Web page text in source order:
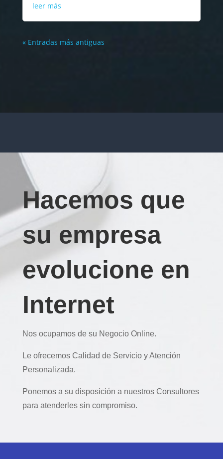
leer más
« Entradas más antiguas
Hacemos que
su empresa
evolucione en
Internet
Nos ocupamos de su Negocio Online.
Le ofrecemos Calidad de Servicio y Atención
Personalizada.
Ponemos a su disposición a nuestros Consultores
para atenderles sin compromiso.